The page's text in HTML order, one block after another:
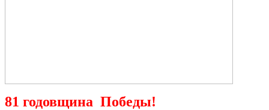
81 годовщина Победы!